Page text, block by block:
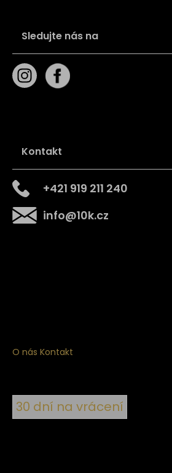
Sledujte nás na
Kontakt
info@10k.cz
+421 919 211 240
O nás Kontakt
30 dní na vrácení